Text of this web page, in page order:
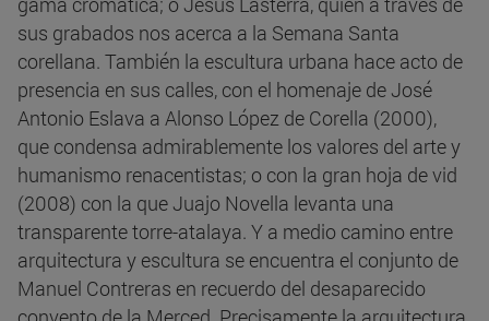
sus grabados nos acerca a la Semana Santa
corellana. También la escultura urbana hace acto de
presencia en sus calles, con el homenaje de José
Antonio Eslava a Alonso López de Corella (2000),
que condensa admirablemente los valores del arte y
humanismo renacentistas; o con la gran hoja de vid
(2008) con la que Juajo Novella levanta una
transparente torre-atalaya. Y a medio camino entre
arquitectura y escultura se encuentra el conjunto de
Manuel Contreras en recuerdo del desaparecido